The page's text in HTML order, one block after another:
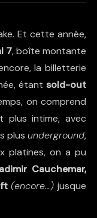
Et cette année,
7, boîte montante
la billetterie
étantsold-out
on comprend
plus intime, avec
plusunderground,
platines, on a pu
Cauchemar,
(encore…)jusque